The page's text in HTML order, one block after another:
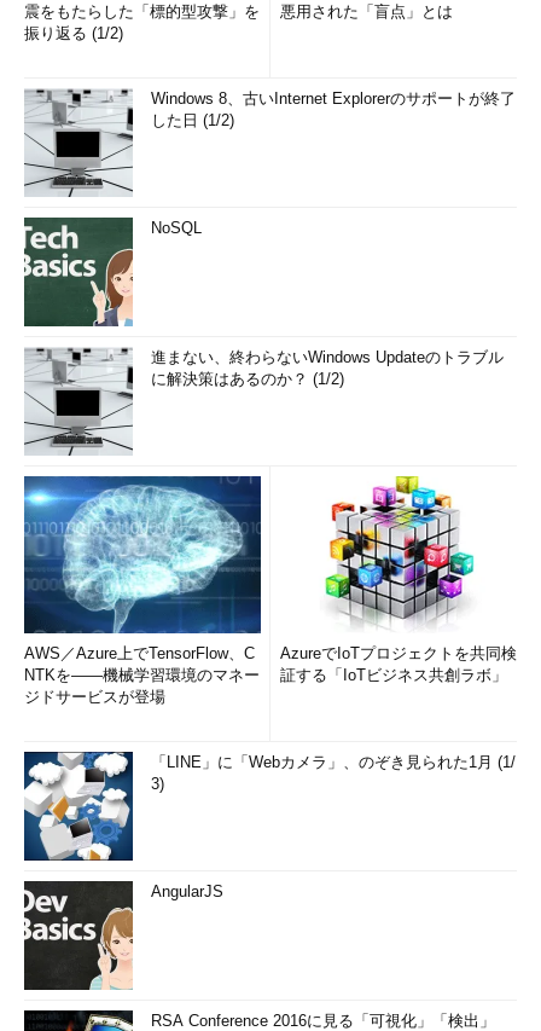
震をもたらした「標的型攻撃」を
振り返る (1/2)
悪用された「盲点」とは
Windows 8、古いInternet Explorerのサポートが終了
した日 (1/2)
NoSQL
進まない、終わらないWindows Updateのトラブル
に解決策はあるのか？ (1/2)
AWS／Azure上でTensorFlow、C
NTKを――機械学習環境のマネー
ジドサービスが登場
AzureでIoTプロジェクトを共同検
証する「IoTビジネス共創ラボ」
「LINE」に「Webカメラ」、のぞき見られた1月 (1/
3)
AngularJS
RSA Conference 2016に見る「可視化」「検出」